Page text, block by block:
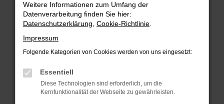
Überprüfe deine Firewall und deine
Internetverbindung.
Laden andere Webseiten, zum Beispiel deine
Suchmaschine?
Prüfe deine Browsererweiterungen.
können das Laden bestimmter Seiten
verhindern. Funktioniert die Seite in einem
Weitere Informationen zum Umfang der
Datenverarbeitung finden Sie hier:
Datenschutzerklärung Cookie-Richtlinie
Impressum
Folgende Kategorien von Cookies werden von uns eingesetzt:
Essentiell
Diese Technologien sind erforderlich, um die
Kernfunktionalität der Webseite zu gewährleisten.